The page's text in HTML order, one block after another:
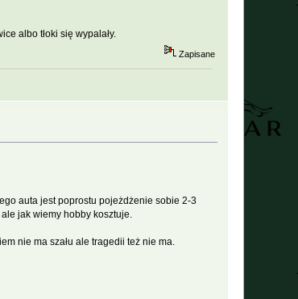
albo tłoki się wypalały.
Zapisane
auta jest poprostu pojeżdżenie sobie 2-3
jak wiemy hobby kosztuje.
nie ma szału ale tragedii też nie ma.